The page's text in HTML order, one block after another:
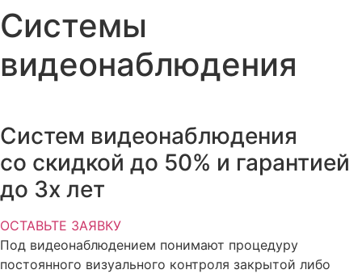
Системы
видеонаблюдения
Систем видеонаблюдения
со скидкой до 50% и гарантией
до 3х лет
ОСТАВЬТЕ ЗАЯВКУ
Под видеонаблюдением понимают процедуру
постоянного визуального контроля закрытой либо